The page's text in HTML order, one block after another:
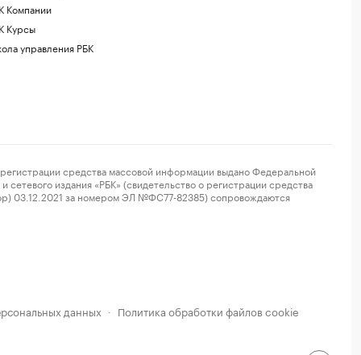
Компании
Курсы
управления РБК
средства массовой информации выдано Федеральной
издания «РБК» (свидетельство о регистрации средства
03.12.2021 за номером ЭЛ №ФС77-82385) сопровождаются
данных · Политика обработки файлов cookie